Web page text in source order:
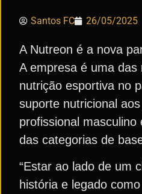
Santos FC 26/05/2025
A Nutreon é a nova
A empresa é uma das
nutrição esportiva no
suporte nutricional
profissional masculino
das categorias de
“Estar ao lado de um
história e legado